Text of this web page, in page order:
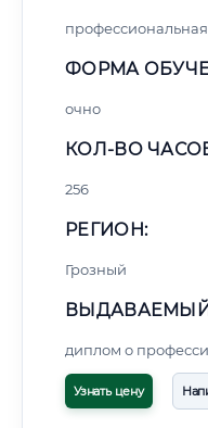
ФОРМА
очно
КОЛ-ВО
256
РЕГИОН:
Грозный
диплом о
Узнать цену